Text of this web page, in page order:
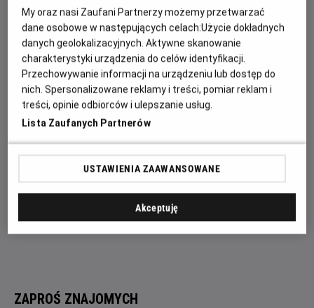
obecnych na widowni. Tropem iluzjonistów rusza agent FBI,
przekonany, że za ich działalnością musi kryć się coś
więcej. Nie jest on jedynym człowiekiem, który chce
poznać tajemnicę grupy, która przygotowuje się do
realizacji bezprecedensowego planu.
ZAPROŚ ZNAJOMYCH
My oraz nasi Zaufani Partnerzy możemy przetwarzać
dane osobowe w następujących celach:Użycie dokładnych
danych geolokalizacyjnych. Aktywne skanowanie
charakterystyki urządzenia do celów identyfikacji.
Przechowywanie informacji na urządzeniu lub dostęp do
nich. Spersonalizowane reklamy i treści, pomiar reklam i
treści, opinie odbiorców i ulepszanie usług.
Lista Zaufanych Partnerów
USTAWIENIA ZAAWANSOWANE
Akceptuję